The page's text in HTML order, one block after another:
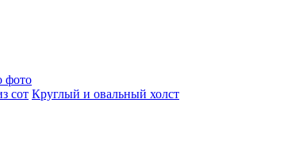
фото
сот Круглый и овальный холст